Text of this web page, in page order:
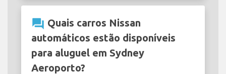
question_answer Quais carros Nissan
automáticos estão disponíveis
para aluguel em Sydney
Aeroporto?